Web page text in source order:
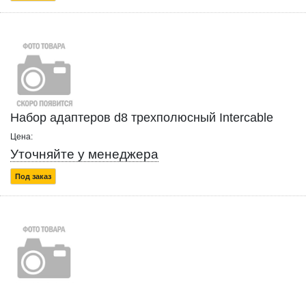
Набор адаптеров d8 трехполюсный Intercable
Цена:
Уточняйте у менеджера
Под заказ